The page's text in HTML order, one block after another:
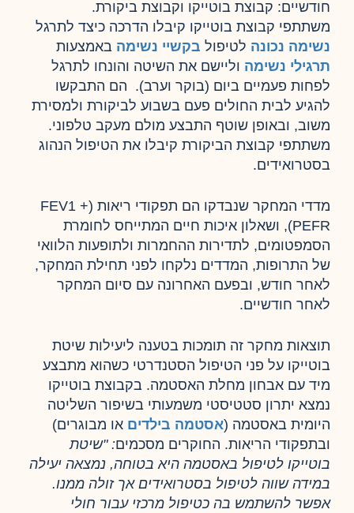
חודשיים: קבוצת בוטייקו וקבוצת ביקורת.
משתתפי קבוצת בוטייקו קיבלו הדרכה כיצד לתרגל
נשימה נכונהלטיפולבקשיי נשימהבאמצעות
תרגילי נשימהוליישם את השיטה והונחו לתרגל
לפחות פעמיים ביום (בוקר וערב). הם התבקשו
להגיע לבית החולים פעם בשבוע לביקורת ולמסירת
משוב, ובאופן שוטף התבצע מולם מעקב טלפוני.
משתתפי קבוצת הביקורת קיבלו את הטיפול הנהוג
בסטרואידים.
מדדי המחקר שנבדקו הם תפקודי ריאות (FEV1 +
PEFR), ושאלון איכות חיים המתייחס לחומרת
הסמפטומים, לתדירות ההחמרות ולתופעות הלוואי
של התרופות, המדדים נלקחו לפני תחילת המחקר,
לאחר חודש, ובפעם האחרונה עם סיום המחקר
לאחר חודשיים.
תוצאות מחקר זה תומכות בטענה ליעילות שיטת
בוטייקו על פני הטיפול הסטנדרטי כשהוא מתבצע
מיד עם אבחון מחלת האסטמה. בקבוצת בוטייקו
נמצא יתרון סטטיסטי משמעותי בשיפור השליטה
היומית באסטמה (אסטמה בילדיםאו מבוגרים)
ובתפקודי הריאות. החוקרים מסכמים: "שיטת
בוטייקו לטיפול באסטמה היא בטוחה, נמצאה יעילה
במידה שווה לטיפול בסטרואידים אך זולה ממנו.
אפשר להשתמש בה כטיפול מרכזי עבור חולי